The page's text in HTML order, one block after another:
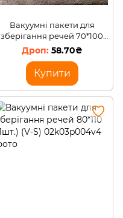
Вакуумні пакети для
зберігання речей 70*100
(1шт.) (V-S)
58.70₴
Купити